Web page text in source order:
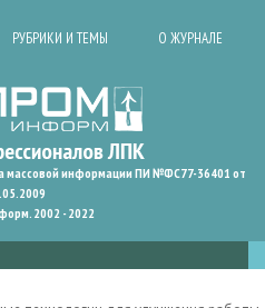
РУБРИКИ И ТЕМЫ О ЖУРНАЛЕ
массовой информации ПИ №ФС77-36401 от
2002 - 2022